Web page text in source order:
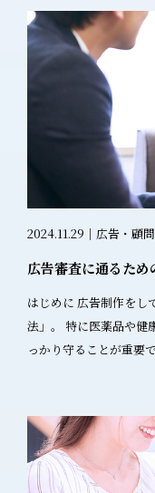
ぶべき点 SNS投稿を他の広告媒体に掲載する際は、必ず「タイア
ップ投稿」であることを明記 「PR」等の表記が必要 大
見落としがちな盲点 実践的な管理体制の構築 必要なアクション 1.
NG表現リストの作成と共有 投稿者に対し、最低限のNG
等） 治癒・改善を示す表現（「完治」「根本改善」「治る」等）
安全性を保証する表現（
断言する表現（「必ず」「
制の整備 事前チェック体制 投稿前の必須チェック工程 薬事責任者
による最終確認 外部専門家によるダブルチェック（必要に応じ
トへの迅速な連絡手段 改善措置の記録・報告体制 3. 教育・研修の
実施 対象者別の研修プログラム 公式アカウント運用者：薬機法・
景表法の基礎知識 スタッフ：個人アカウントでの注意点 協力イン
フルエンサー：依頼投稿時の遵守事項
速な事実確認と対応判断 適切な謝罪と改善策の提示 再発防止
公表 まとめ SNSマーケティングにおける薬機法・景表法の遵守
は、単なる法的リスク
構築の基盤となります。 成功のためのポイント 発信者の立場によ
知できる状態」の解釈
人」は、広告主以外の
される可能性があります： 営業担当者が顧客企業に提示す
販売店に配布する商品説明書 業界関係者向けのプレ
BtoB広告の法規制該当チェッ
機法適用外 ②商品名は明確か？ Yes → 次の要件へ No → 薬機法適
用外 ③広告主以外が認知できる状態か？ Yes → 薬機法適用あり
No → 薬機法適用外 Step 3: 教育用資料の位置づけ確認 質問： 資
用外 管理不十分 → 薬機法適用の可能性 判定結果に基づく対応 薬
機法適用あり： 承認・認証・届出の範囲内での表現 虚偽・誇大表
現の禁止 適切な根拠データの準備 薬機法適用外： 表現の自由度が
合、以下の表現が可能になります： 効能効
超えた効果の説明 実際の使用結果に基づく具体的な効果 安全性の
表現 科学的根拠に基づく安全性データの提示 副作用情報の詳細な
する事である。」 新定義：「化粧品における広告や包装におい
て、商品に配合されて
ある。」 この変更により、成分を強調しているかどうかに関わら
ず、特定成分を表示す
配合目的の表現に関する変更 配合目的は化粧品の効能
剤技術に基づく表現
的に実証されている
より、より厳格な根拠が
成分の表示に関する変更 「植物成分」「植物抽出液」「海藻
成分の場合は配合目的
た。 今後は、統括的成分についても： 該当する「表示成分名」
「配合目的」 の記載が必要となると考えられます。 4. 医薬部外品
の有効成分に関する変更 これまで医薬部外品の有効成分でもある
ビタミンA、Eなどに
と誤解を与えないこと 配合目的が客観的な実証に基づくこと 実務
への影響と対応策 今回の改正により、化粧品のパッケージやウェ
ブサイト、カタログな
クライアント様とは京
す。 地元の話で盛り上がるのはビジネスでもあるあるですね。 屋
号にも京都という言
も頑張っていこうと思います。 薬機法など広告表
はご相談ください。
2024.11.29｜広告・顧
広告審査に通るた
はじめに 広告制作をしていると、避けて通れないのが「薬機
法」。 特に医薬品や健康食品、化粧品の広告では、この法律をし
っかり守ることが重要です。 でも、「薬機法って難し
法務・マーケティング担当者の方
イントをわかりやすく解説します。 薬機法
り理解 薬機法を簡単に言うと、「消費者を医薬品と誤解させない